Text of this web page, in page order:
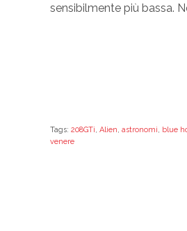
sensibilmente più bassa.
Tags: 208GTi, Alien, astronomi, blue
venere